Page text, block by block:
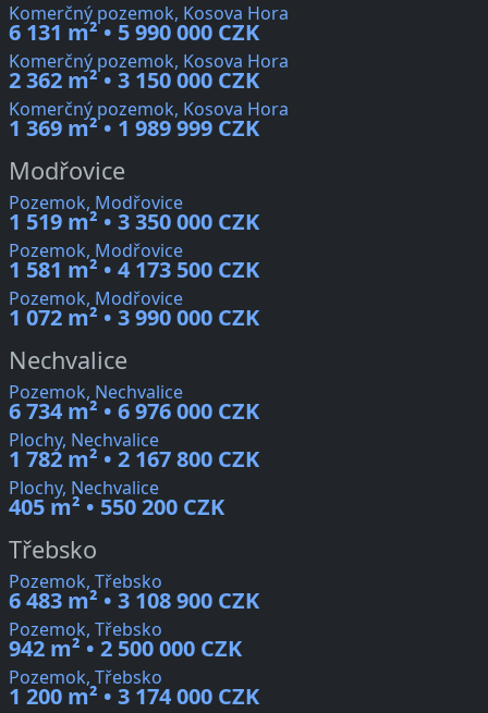
Komerčný pozemok, Kosova Hora
6 131 m² • 5 990 000 CZK
Komerčný pozemok, Kosova Hora
2 362 m² • 3 150 000 CZK
Komerčný pozemok, Kosova Hora
1 369 m² • 1 989 999 CZK
Modřovice
Pozemok, Modřovice
1 519 m² • 3 350 000 CZK
Pozemok, Modřovice
1 581 m² • 4 173 500 CZK
Pozemok, Modřovice
1 072 m² • 3 990 000 CZK
Nechvalice
Pozemok, Nechvalice
6 734 m² • 6 976 000 CZK
Plochy, Nechvalice
1 782 m² • 2 167 800 CZK
Plochy, Nechvalice
405 m² • 550 200 CZK
Třebsko
Pozemok, Třebsko
6 483 m² • 3 108 900 CZK
Pozemok, Třebsko
942 m² • 2 500 000 CZK
Pozemok, Třebsko
1 200 m² • 3 174 000 CZK